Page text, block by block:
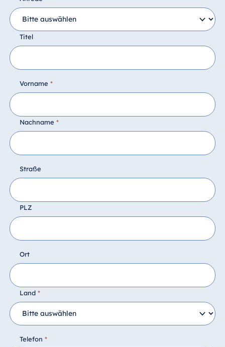
Titel
Vorname *
Nachname *
Straße
PLZ
Ort
Land *
Telefon *